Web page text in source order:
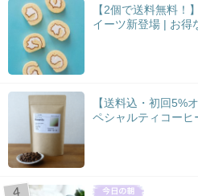
【2個で送料無料！
イーツ新登場 | お得
【送料込・初回5%
ペシャルティコーヒ